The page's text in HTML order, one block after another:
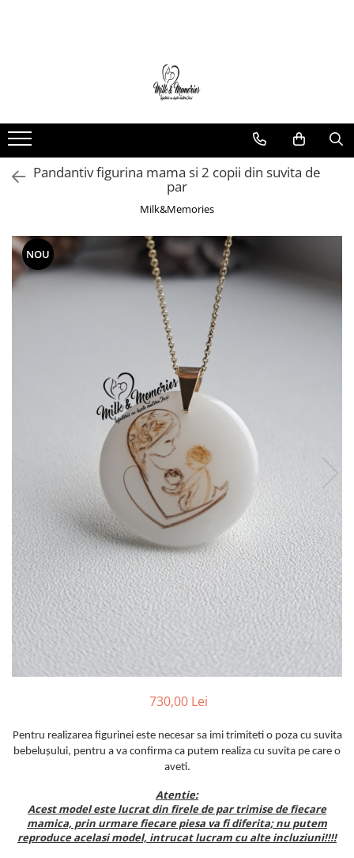
Brățări argint
Brățări șnur
Charm-uri
Cercei argint
Inele
Inele aur
Pandantiv figurina mama si 2 copii din suvita de
par
Milk&Memories
NOU
730,00 Lei
Pentru realizarea figurinei este necesar sa imi trimiteti o poza cu suvita
bebelușului, pentru a va confirma ca putem realiza cu suvita pe care o
aveti.
Atentie:
Acest model este lucrat din firele de par trimise de fiecare
mamica, prin urmare fiecare piesa va fi diferita; nu putem
reproduce acelasi model, intrucat lucram cu alte incluziuni!!!!